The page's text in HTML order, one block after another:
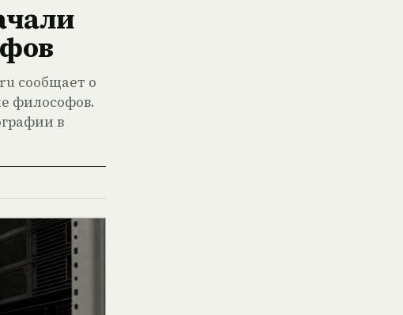
сообщает о
философов.
в